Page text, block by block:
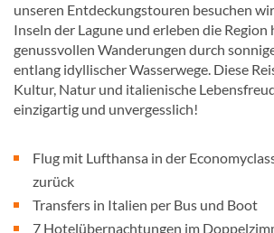
unseren Entdeckungstouren besuchen
Inseln der Lagune und erleben die Region
genussvollen Wanderungen durch
entlang idyllischer Wasserwege. Diese
Kultur, Natur und italienische
einzigartig und unvergesslich!
Flug mit Lufthansa in der
zurück
Transfers in Italien per Bus und Boot
7 Hotelübernachtungen im